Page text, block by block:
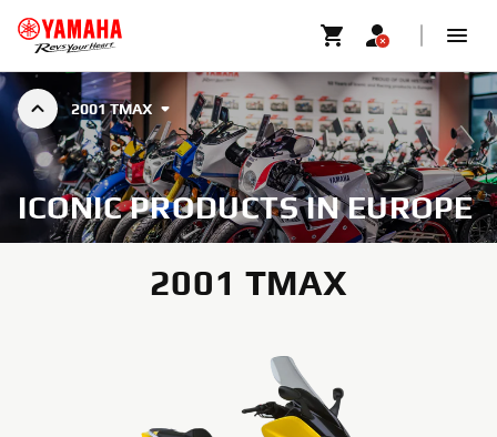
2001 TMAX
ICONIC PRODUCTS IN EUROPE
2001 TMAX